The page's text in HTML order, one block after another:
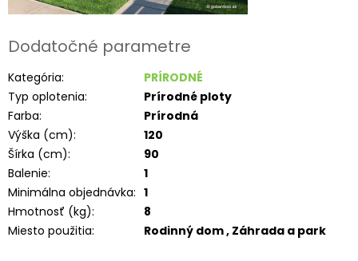
Dodatočné parametre
Kategória:
PRÍRODNÉ
Typ oplotenia:
Prírodné ploty
Farba:
Prírodná
Výška (cm):
120
Šírka (cm):
90
Balenie:
1
Minimálna objednávka: 1
Hmotnosť (kg):
8
Miesto použitia: Rodinný dom , Záhrada a park